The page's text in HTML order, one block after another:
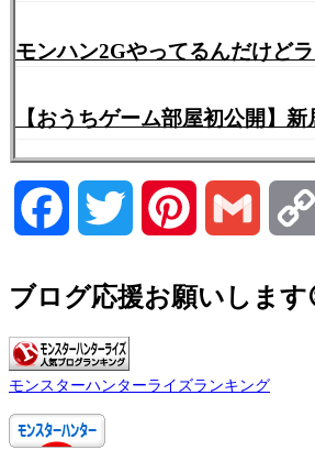
モンハン2Gやってるんだけど
【おうちゲーム部屋初公開】
Facebook Twitter Pinterest Gmail
ブログ応援お願いします
モンスターハンターライズランキング